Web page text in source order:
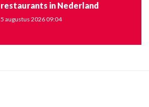
restaurants in Nederland
5 augustus 2026 09:04